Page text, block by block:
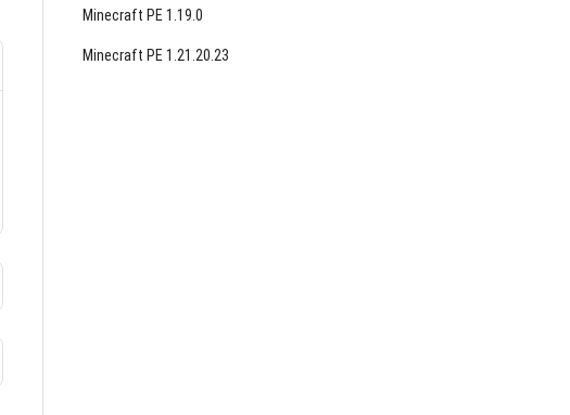
Minecraft PE 1.19.0
Minecraft PE 1.21.20.23